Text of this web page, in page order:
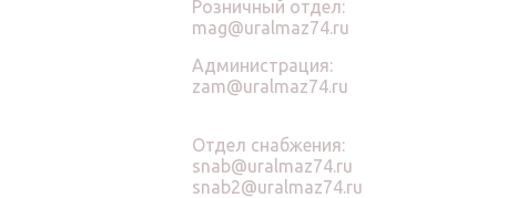
Розничный отдел:
mag@uralmaz74.ru
Администрация:
zam@uralmaz74.ru
Отдел снабжения:
snab@uralmaz74.ru
snab2@uralmaz74.ru